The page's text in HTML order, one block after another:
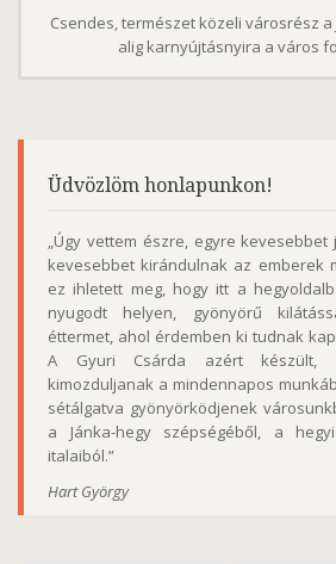
Csendes, természet közeli városrész a
alig karnyújtásnyira a város
Üdvözlöm honlapunkon!
„Úgy vettem észre, egyre
kevesebbet kirándulnak az emberek
ez ihletett meg, hogy itt a
nyugodt helyen, gyönyörű
éttermet, ahol érdemben ki tudnak
A Gyuri Csárda azért készült,
kimozduljanak a mindennapos
sétálgatva gyönyörködjenek
a Jánka-hegy szépségéből, a
italaiból.”
Hart György